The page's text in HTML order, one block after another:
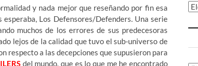
y nada mejor que reseñando por fin esa
Los Defensores/Defenders. Una serie
muchos de los errores de sus predecesoras
lejos de la calidad que tuvo el sub-universo de
respecto a las decepciones que supusieron para
del mundo, que es lo que me he encontrado